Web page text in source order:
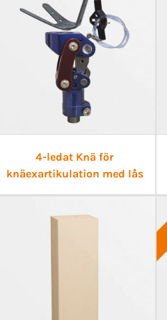
4-ledat Knä för
knäexartikulation med lås